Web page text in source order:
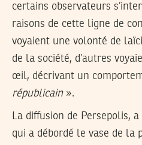
certains observateurs
raisons de cette ligne de
voyaient une volonté de
de la société, d’autres
œil, décrivant un
républicain».
La diffusion de Persepolis,
qui a débordé le vase de la